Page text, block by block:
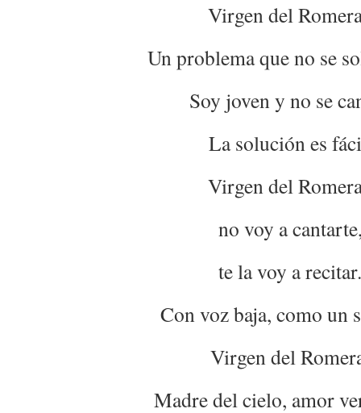
Virgen del
Un problema que no se
Soy joven y no se
La solución es
Virgen del
no voy a
te la voy a recitar.
Con voz baja, como un
Virgen del
Madre del cielo, amor